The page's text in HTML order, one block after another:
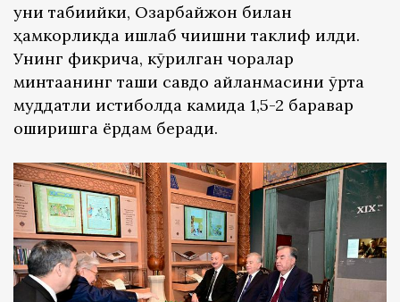
уни табиийки, Озарбайжон билан
ҳамкорликда ишлаб чиқишни таклиф қилди.
Унинг фикрича, кўрилган чоралар
минтақанинг ташқи савдо айланмасини ўрта
муддатли истиқболда камида 1,5-2 баравар
оширишга ёрдам беради.